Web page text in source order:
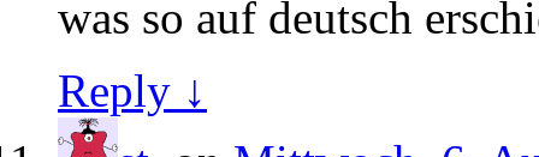
was so auf deutsch
Reply ↓